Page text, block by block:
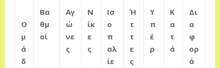
Ο
μ
ά
δ
Βα
θμ
οί
Αγ
ώ
νε
ς
Ν
ίκ
ε
ς
Ισ
ο
π
αλ
ίε
Ή
τ
τ
ε
ς
Υ
π
έ
ρ
Κ
α
τ
ά
Δι
α
φ
ορ
ά